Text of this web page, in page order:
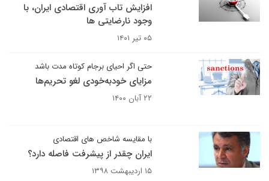
افزایش تاب آوری اقتصادی ایران، با
وجود نارضایتی ها
۰۵ تیر ۱۴۰۱
حتی اگر احیای برجام کوتاه مدت باشد
مزایای خودبه‌خودی لغو تحریم‌ها
۲۲ آبان ۱۴۰۰
با مقایسه شاخص های اقتصادی
ایران چقدر از پیشرفت فاصله دارد؟
۱۵ اردیبهشت ۱۳۹۸